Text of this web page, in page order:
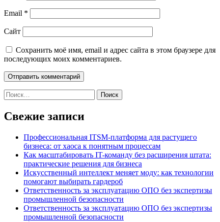
Email *
Сайт
Сохранить моё имя, email и адрес сайта в этом браузере для
последующих моих комментариев.
Найти:
Свежие записи
Профессиональная ITSM-платформа для растущего
бизнеса: от хаоса к понятным процессам
Как масштабировать IT-команду без расширения штата:
практические решения для бизнеса
Искусственный интеллект меняет моду: как технологии
помогают выбирать гардероб
Ответственность за эксплуатацию ОПО без экспертизы
промышленной безопасности
Ответственность за эксплуатацию ОПО без экспертизы
промышленной безопасности